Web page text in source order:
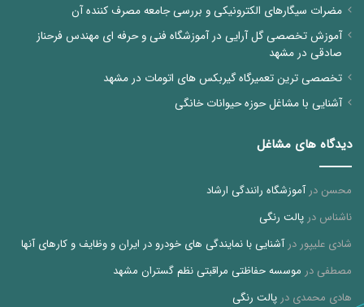
مضرات سیگارهای الکترونیکی و بررسی جامعه مصرف کننده آن
آموزش تخصصی گل آرایی در آموزشگاه فنی و حرفه ای مهندس فرحناز
صادقی در مشهد
تخصصی ترین تعمیرگاه گیربکس های اتومات در مشهد
آشنایی با مشاغل حوزه حیوانات خانگی
دیدگاه های مشاغل
محسن درآموزشگاه رانندگی ارشاد
ناشناس در پالت رنگی
شادی علیپور درآشنایی با نمایندگی های خودرو در ایران و وظایف و کارهای آنها
مصطفی در موسسه حفاظتی مراقبتی نظم گستران مشهد
هادی محمدی در پالت رنگی